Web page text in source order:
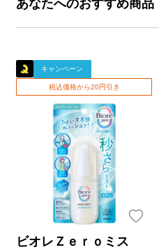
あなたへのおすすめ商品
キャンペーン
税込価格から20円引き
ビオレＺｅｒｏミス